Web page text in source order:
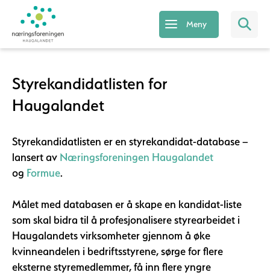
Meny
Styrekandidatlisten for
Haugalandet
Styrekandidatlisten er en styrekandidat-database –
lansert av Næringsforeningen Haugalandet
og Formue.
Målet med databasen er å skape en kandidat-liste
som skal bidra til å profesjonalisere styrearbeidet i
Haugalandets virksomheter gjennom å øke
kvinneandelen i bedriftsstyrene, sørge for flere
eksterne styremedlemmer, få inn flere yngre